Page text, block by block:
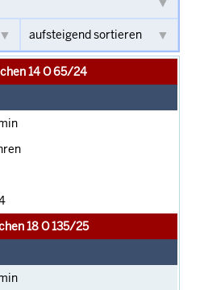
14 O 65/24
18 O 135/25